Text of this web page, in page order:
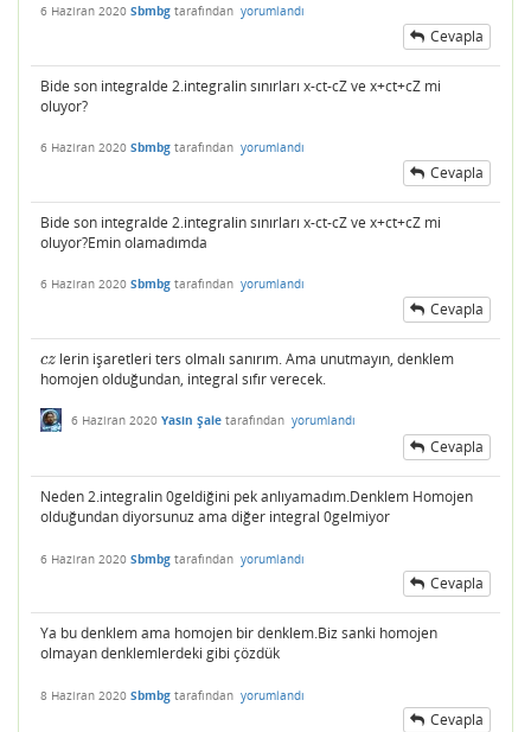
6 Haziran 2020 Sbmbg tarafından yorumlandı
Cevapla
Bide son integralde 2.integralin sınırları x-ct-cZ ve x+ct+cZ mi
oluyor?
6 Haziran 2020 Sbmbg tarafından yorumlandı
Cevapla
Bide son integralde 2.integralin sınırları x-ct-cZ ve x+ct+cZ mi
oluyor?Emin olamadımda
6 Haziran 2020 Sbmbg tarafından yorumlandı
Cevapla
cz
czlerin işaretleri ters olmalı sanırım. Ama unutmayın, denklem
homojen olduğundan, integral sıfır verecek.
6 Haziran 2020 Yasin Şale tarafından yorumlandı
Cevapla
Neden 2.integralin 0geldiğini pek anlıyamadım.Denklem Homojen
olduğundan diyorsunuz ama diğer integral 0gelmiyor
6 Haziran 2020 Sbmbg tarafından yorumlandı
Cevapla
Ya bu denklem ama homojen bir denklem.Biz sanki homojen
olmayan denklemlerdeki gibi çözdük
8 Haziran 2020 Sbmbg tarafından yorumlandı
Cevapla